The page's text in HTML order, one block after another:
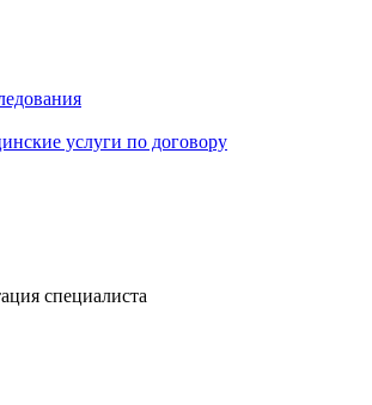
услуги по договору
специалиста